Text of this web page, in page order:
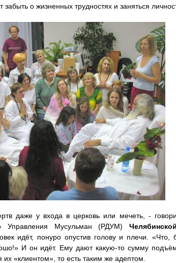
о жизненных трудностях и заняться
даже у входа в церковь или мечеть, -
Управления Мусульман (РДУМ)
идёт, понуро опустив голову и плечи. «Что,
И он идёт. Ему дают какую-то сумму
«клиентом», то есть таким же адептом.